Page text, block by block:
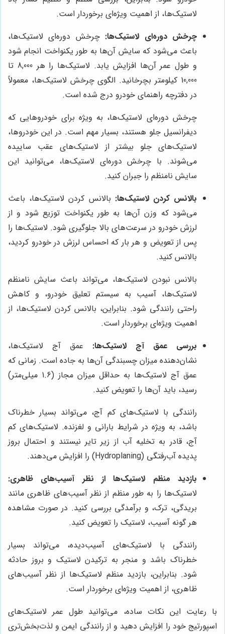
لاستیک‌ها، از اهمیت ویژه‌ای برخوردار است.
چرخش دوره‌ای لاستیک‌ها: چرخش دوره‌ای لاستیک‌ها،
باعث می‌شود که سایش آن‌ها به طور یکنواخت انجام شود
و طول عمر آن‌ها افزایش یابد. لاستیک‌ها را هر 8,000 تا
10,000 کیلومتر بچرخانید. الگوی چرخش لاستیک‌ها، معمولاً
در دفترچه راهنمای خودرو درج شده است.
چرخش دوره‌ای لاستیک‌ها، به ویژه برای خودروهایی که
دیفرانسیل جلو هستند، بسیار مهم است. در این خودروها،
لاستیک‌های جلو بیشتر از لاستیک‌های عقب ساییده
می‌شوند. با چرخش دوره‌ای لاستیک‌ها، می‌توانید این
سایش نامنظم را جبران کنید.
بالانس کردن لاستیک‌ها: بالانس کردن لاستیک‌ها، باعث
می‌شود که وزن آن‌ها به طور یکنواخت توزیع شود و از
لرزش خودرو در سرعت‌های بالا جلوگیری شود. لاستیک‌ها را
پس از تعویض و هر بار که احساس لرزش در خودرو کردید،
بالانس کنید.
بالانس نبودن لاستیک‌ها، می‌تواند باعث سایش نامنظم
لاستیک‌ها، آسیب به سیستم تعلیق خودرو، و کاهش
راحتی رانندگی شود. بنابراین، بالانس کردن لاستیک‌ها، از
اهمیت ویژه‌ای برخوردار است.
بررسی عمق آج لاستیک‌ها: عمق آج لاستیک‌ها،
نشان‌دهنده میزان چسبندگی آن‌ها به جاده است. زمانی که
عمق آج لاستیک‌ها به حداقل میزان مجاز (1.6 میلی‌متر)
رسید، باید آن‌ها را تعویض کنید.
رانندگی با لاستیک‌های کم آج، می‌تواند بسیار خطرناک
باشد، به ویژه در شرایط بارانی و لغزنده. لاستیک‌های کم
آج، قادر به تخلیه آب از زیر تایر نیستند و احتمال بروز
پدیده آب‌رفتگی (Hydroplaning) را افزایش می‌دهند.
بازدید منظم لاستیک‌ها از نظر آسیب‌های ظاهری:
لاستیک‌ها را به طور منظم از نظر آسیب‌های ظاهری مانند
بریدگی، ترک، و برآمدگی بررسی کنید. در صورت مشاهده
هر گونه آسیب، لاستیک را تعویض کنید.
رانندگی با لاستیک‌های آسیب‌دیده، می‌تواند بسیار
خطرناک باشد و منجر به ترکیدن لاستیک و بروز حادثه
شود. بنابراین، بازدید منظم لاستیک‌ها از نظر آسیب‌های
ظاهری، از اهمیت ویژه‌ای برخوردار است.
با رعایت این نکات ساده، می‌توانید طول عمر لاستیک‌های
اسپورتیج خود را افزایش دهید و از رانندگی ایمن و لذت‌بخش‌تری